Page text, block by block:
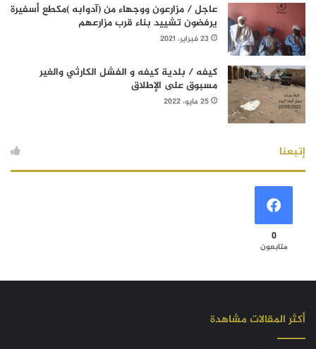
عاجل / مزارعون ووجهاء من (آدوابه )مكطع أسفيرة
يرفضون تشييد بناء قرب مزارعهم
23 فبراير، 2021
كيفه / بلدية كيفه و الفشل الكارثي والغير
مسبوق على الإطلاق
25 مايو، 2022
إتبعنا
0
متابعون
أكثر المقالات مشاهدة